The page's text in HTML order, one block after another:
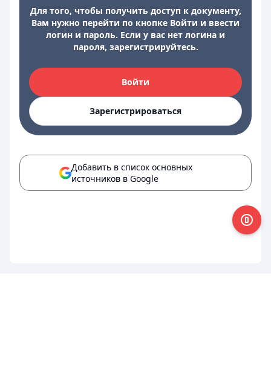
Для того, чтобы получить доступ к документу,
Вам нужно перейти по кнопке Войти и ввести
логин и пароль. Если у вас нет логина и
пароля, зарегистрируйтесь.
Войти
Зарегистрироваться
Добавить в список основных
источников в Google